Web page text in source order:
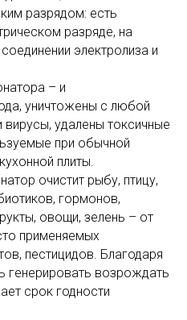
разрядом: есть
разряде, на
электролиза и
– и
уничтожены с любой
удалены токсичные
при обычной
плиты.
очистит рыбу, птицу,
гормонов,
овощи, зелень – от
применяемых
пестицидов. Благодаря
генерировать возрождать
срок годности